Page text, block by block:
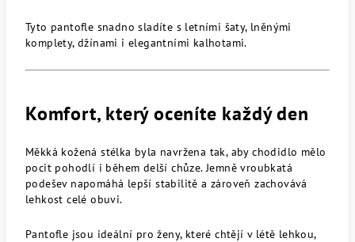
Tyto pantofle snadno sladíte s letními šaty, lněnými
komplety, džínami i elegantními kalhotami.
Komfort, který oceníte každý den
Měkká kožená stélka byla navržena tak, aby chodidlo mělo
pocit pohodlí i během delší chůze. Jemně vroubkatá
podešev napomáhá lepší stabilitě a zároveň zachovává
lehkost celé obuvi.
Pantofle jsou ideální pro ženy, které chtějí v létě lehkou,